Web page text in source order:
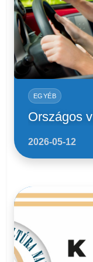
EGYÉB
Országos
2026-05-12